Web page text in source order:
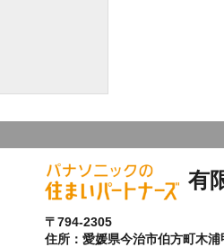
有
〒794-2305
住所：愛媛県今治市伯方町木浦